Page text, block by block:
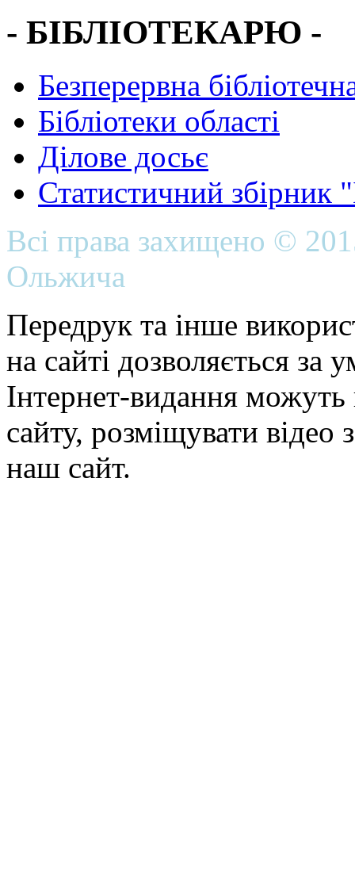
- БІБЛІОТЕКАРЮ -
Безперервна
Бібліотеки області
Ділове досьє
Статистичний
Всі права захищено ©
Ольжича
Передрук та інше
на сайті дозволяється
Інтернет-видання можуть
сайту, розміщувати відео
наш сайт.